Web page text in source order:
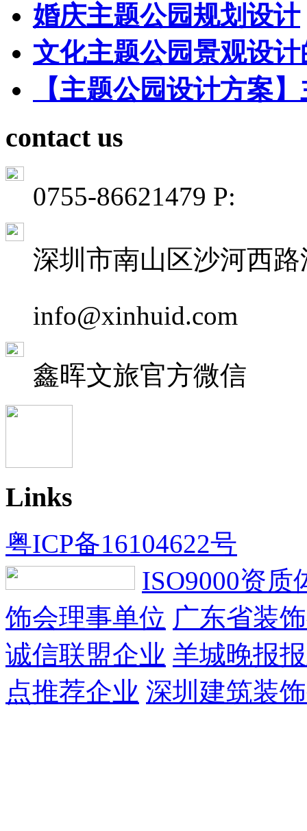
婚庆主题公园规划设计
文化主题公园景观设计
【主题公园设计方案
contact us
0755-86621479 P:
深圳市南山区沙河西
info@xinhuid.com
鑫晖文旅官方微信
Links
粤ICP备16104622号
ISO9000资质
饰会理事单位 广东省装
诚信联盟企业 羊城晚报
点推荐企业 深圳建筑装